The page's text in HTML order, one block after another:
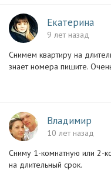
Екатерина
9 лет назад
Снимем квартиру на
знает номера пишите.
Владимир
10 лет назад
Сниму 1-комнатную или 2-
на длительный срок.